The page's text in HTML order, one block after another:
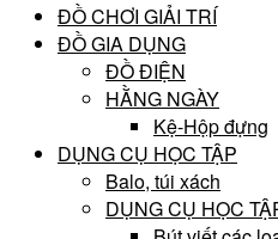
ĐỒ CHƠI GIẢI TRÍ
ĐỒ GIA DỤNG
ĐỒ ĐIỆN
HẰNG NGÀY
Kệ-Hộp đựng
DỤNG CỤ HỌC TẬP
Balo, túi xách
DỤNG CỤ HỌC